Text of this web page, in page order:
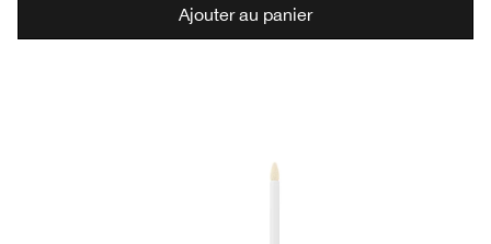
Ajouter au panier